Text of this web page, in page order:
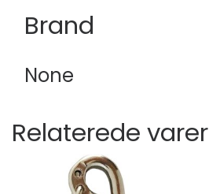
Brand
None
Relaterede varer